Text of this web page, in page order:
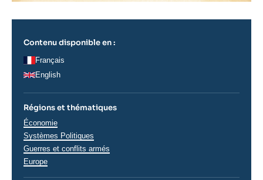
Contenu disponible en :
Français
English
Régions et thématiques
Thématiques
analyses
Économie
Systèmes Politiques
Guerres et conflits armés
Régions
Europe